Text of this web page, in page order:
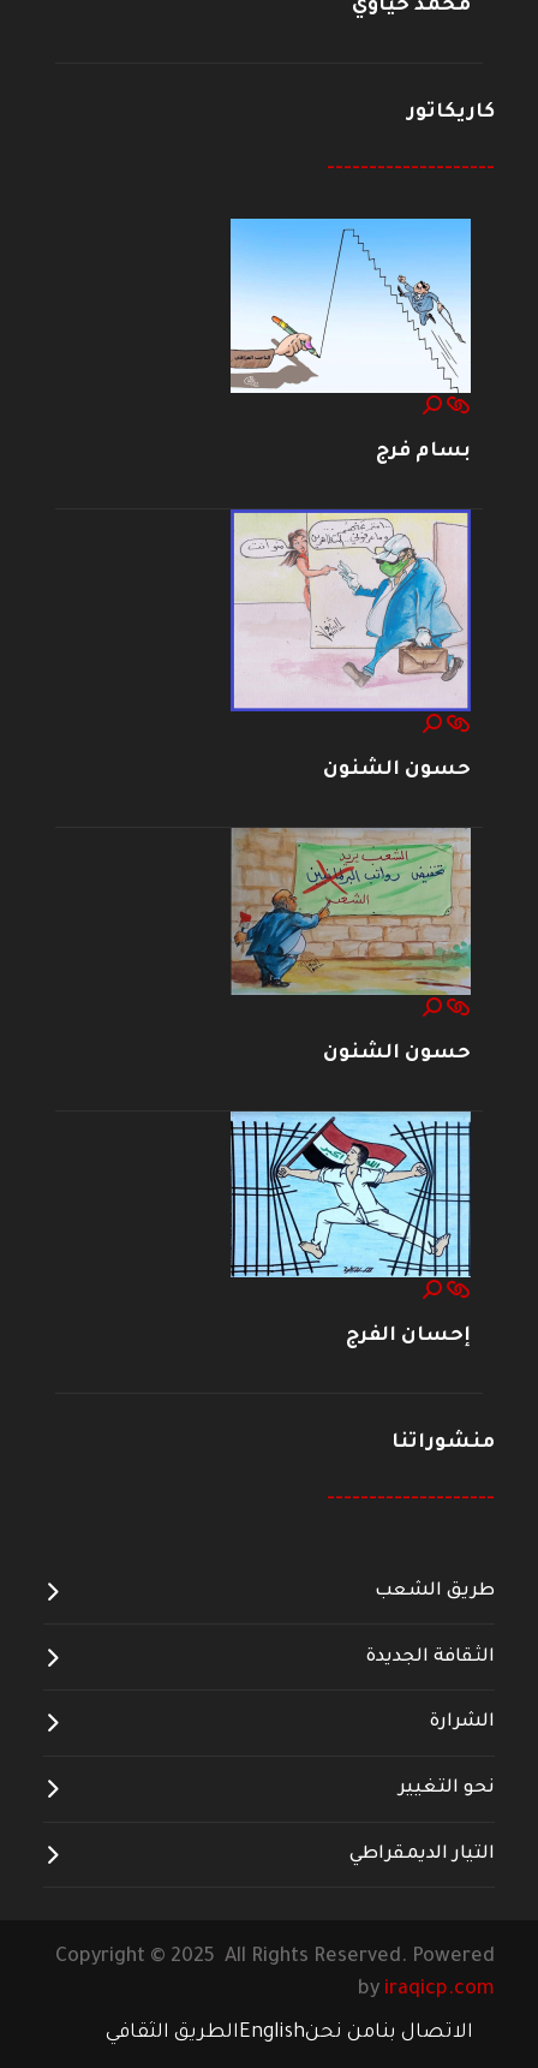
محمد حياوي
كاريكاتور
--------------------
بسام فرج
حسون الشنون
حسون الشنون
إحسان الفرج
منشوراتنا
--------------------
طريق الشعب
الثقافة الجديدة
الشرارة
نحو التغيير
التيار الديمقراطي
Copyright © 2025 All Rights Reserved. Powered
by iraqicp.com
الاتصال بنامن نحنEnglishالطريق الثقافي